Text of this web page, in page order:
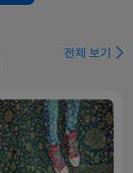
전체 보기